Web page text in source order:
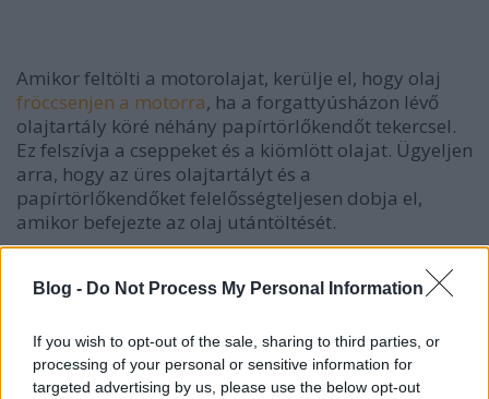
Blog - Do Not Process My Personal Information
If you wish to opt-out of the sale, sharing to third parties, or
processing of your personal or sensitive information for
targeted advertising by us, please use the below opt-out
Amikor feltölti a motorolajat, kerülje el, hogy olaj
fröccsenjen a motorra, ha a forgattyúsházon lévő
olajtartály köré néhány papírtörlőkendőt tekercsel.
Ez felszívja a cseppeket és a kiömlött olajat. Ügyeljen
arra, hogy az üres olajtartályt és a
papírtörlőkendőket felelősségteljesen dobja el,
amikor befejezte az olaj utántöltését.
olyan barátokat, akik elégedettek a szerelőjükkel. Ha
tapasztaltak, akkor valószínűleg minőségi munkát
tudnak végezni, és nem is kérnek sokat.